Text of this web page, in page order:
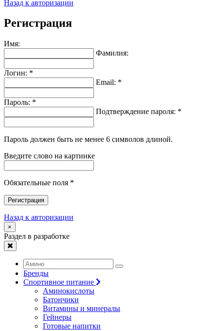
Назад к авторизации
Регистрация
Имя:
Фамилия:
Логин: *
Email: *
Пароль: *
Подтверждение пароля: *
Пароль должен быть не менее 6 символов длиной.
Введите слово на картинке
Обязательные поля *
Регистрация
Назад к авторизации
×
Раздел в разработке
Бренды
Спортивное питание
Аминокислоты
Батончики
Витамины и минералы
Гейнеры
Готовые напитки